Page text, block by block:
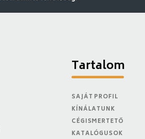
Tartalom
SAJÁT PROFIL
KÍNÁLATUNK
CÉGISMERTETŐ
KATALÓGUSOK